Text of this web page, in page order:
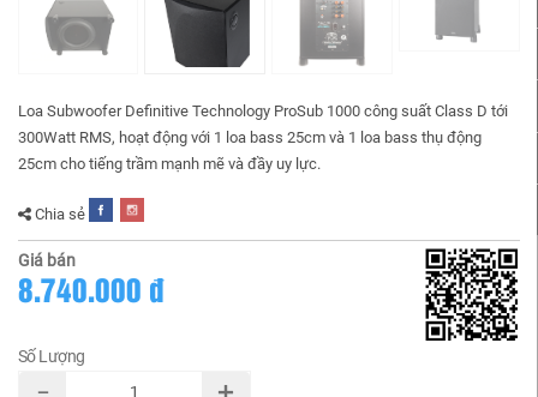
Loa Subwoofer Definitive Technology ProSub 1000 công suất Class D tới
300Watt RMS, hoạt động với 1 loa bass 25cm và 1 loa bass thụ động
25cm cho tiếng trầm mạnh mẽ và đầy uy lực.
Chia sẻ
Giá bán
8.740.000 đ
Số Lượng